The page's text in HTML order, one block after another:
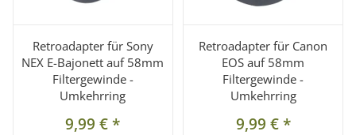
Retroadapter für Sony
NEX E-Bajonett auf 58mm
Filtergewinde -
Umkehrring
9,99 €*
Retroadapter für Canon
EOS auf 58mm
Filtergewinde -
Umkehrring
9,99 €*